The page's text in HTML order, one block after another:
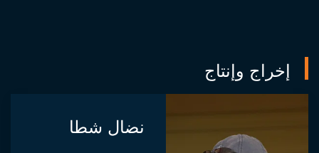
إخراج وإنتاج
نضال شطا